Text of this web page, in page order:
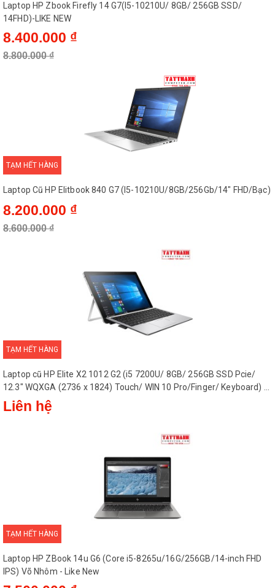
Laptop HP Zbook Firefly 14 G7(I5-10210U/ 8GB/ 256GB SSD/
14FHD)-LIKE NEW
8.400.000 ₫
8.800.000 ₫
TẠM HẾT HÀNG
Laptop Cũ HP Elitbook 840 G7 (I5-10210U/8GB/256Gb/14" FHD/Bạc)
8.200.000 ₫
8.600.000 ₫
TẠM HẾT HÀNG
Laptop cũ HP Elite X2 1012 G2 (i5 7200U/ 8GB/ 256GB SSD Pcie/
12.3" WQXGA (2736 x 1824) Touch/ WIN 10 Pro/Finger/ Keyboard) -
Máy Nhật
Liên hệ
TẠM HẾT HÀNG
Laptop HP ZBook 14u G6 (Core i5-8265u/16G/256GB/14-inch FHD
IPS) Võ Nhôm - Like New